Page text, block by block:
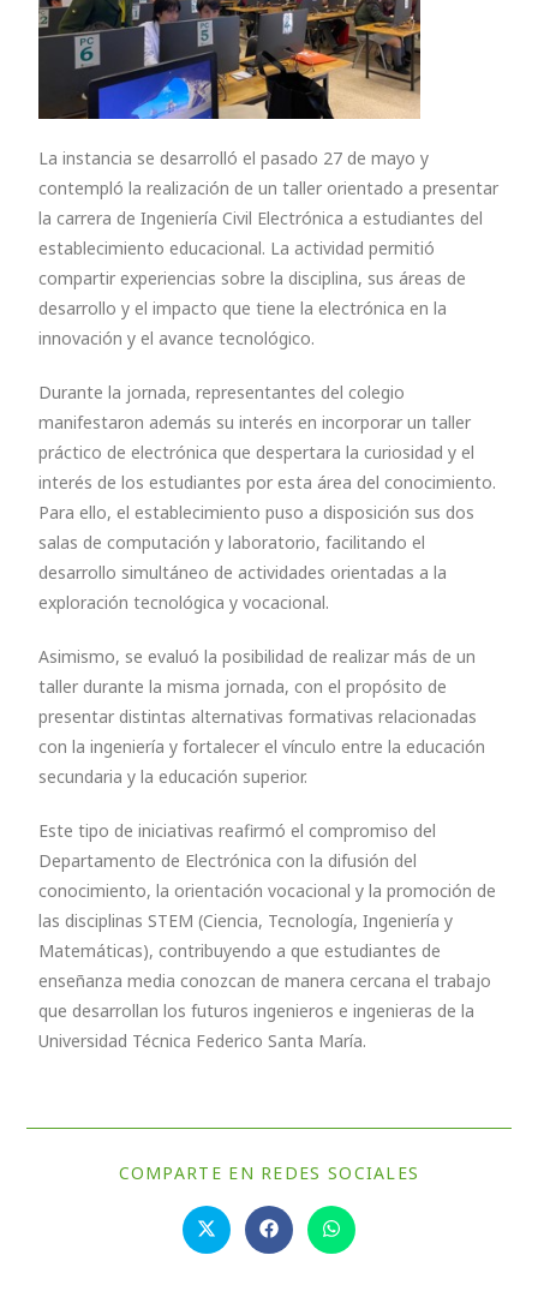
La instancia se desarrolló el pasado 27 de mayo y
contempló la realización de un taller orientado a presentar
la carrera de Ingeniería Civil Electrónica a estudiantes del
establecimiento educacional. La actividad permitió
compartir experiencias sobre la disciplina, sus áreas de
desarrollo y el impacto que tiene la electrónica en la
innovación y el avance tecnológico.
Durante la jornada, representantes del colegio
manifestaron además su interés en incorporar un taller
práctico de electrónica que despertara la curiosidad y el
interés de los estudiantes por esta área del conocimiento.
Para ello, el establecimiento puso a disposición sus dos
salas de computación y laboratorio, facilitando el
desarrollo simultáneo de actividades orientadas a la
exploración tecnológica y vocacional.
Asimismo, se evaluó la posibilidad de realizar más de un
taller durante la misma jornada, con el propósito de
presentar distintas alternativas formativas relacionadas
con la ingeniería y fortalecer el vínculo entre la educación
secundaria y la educación superior.
Este tipo de iniciativas reafirmó el compromiso del
Departamento de Electrónica con la difusión del
conocimiento, la orientación vocacional y la promoción de
las disciplinas STEM (Ciencia, Tecnología, Ingeniería y
Matemáticas), contribuyendo a que estudiantes de
enseñanza media conozcan de manera cercana el trabajo
que desarrollan los futuros ingenieros e ingenieras de la
Universidad Técnica Federico Santa María.
COMPARTE EN REDES SOCIALES